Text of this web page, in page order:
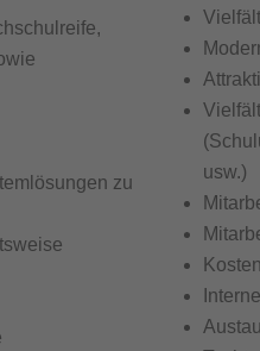
zu
usw.)